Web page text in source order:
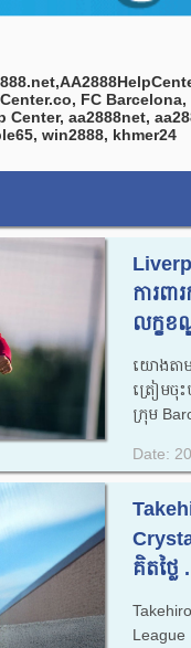
FC
Center, aa2888net,
win2888, khmer24
ការព
លក្ខខ
យោងតា
ត្រៀមចុះ
ក្រុម
Date:
គិតថ្លៃ